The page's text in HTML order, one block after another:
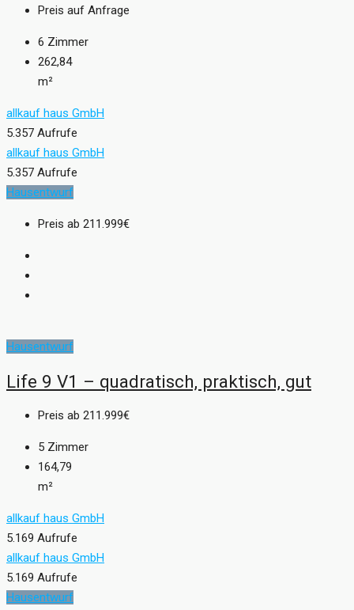
Preis auf Anfrage
6 Zimmer
262,84
m²
allkauf haus GmbH
5.357 Aufrufe
allkauf haus GmbH
5.357 Aufrufe
Hausentwurf
Preis ab 211.999€
Hausentwurf
Life 9 V1 – quadratisch, praktisch, gut
Preis ab 211.999€
5 Zimmer
164,79
m²
allkauf haus GmbH
5.169 Aufrufe
allkauf haus GmbH
5.169 Aufrufe
Hausentwurf